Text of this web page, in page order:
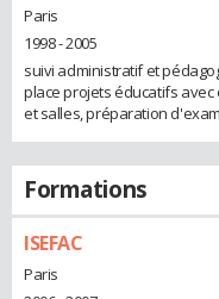
Paris
1998 - 2005
suivi administratif et
place projets éducatifs
et salles, préparation
Formations
ISEFAC
Paris